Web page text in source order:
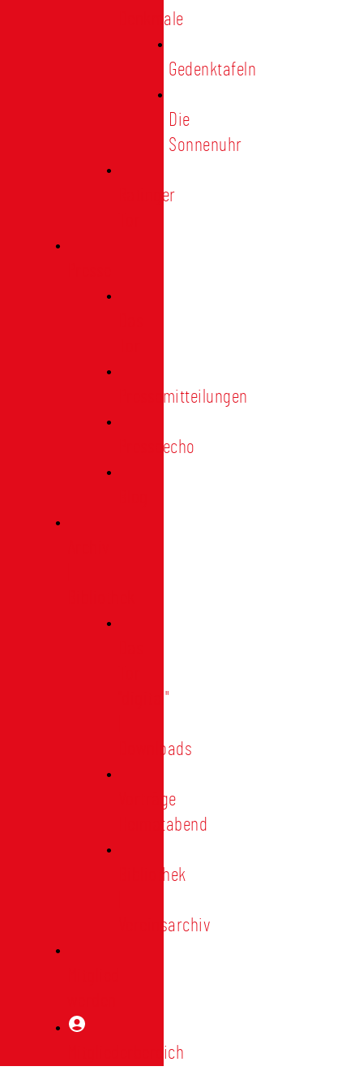
Denkmale
Gedenktafeln
Die
Sonnenuhr
Ratinger
Pressemitteilungen
Presseecho
"digital"
Downloads
Vorträge
Heimatabend
Bibliothek
Vereinsarchiv
Mitgliederbereich